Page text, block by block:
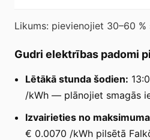
Likums: pievienojiet 30–60
Gudri elektrības padomi
Lētākā stunda šodien:
/kWh — plānojiet smagās
Izvairieties no
€ 0.0070 /kWh pilsētā